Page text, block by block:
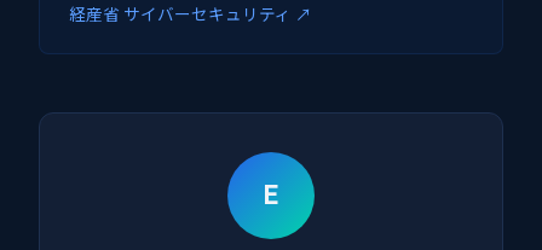
経産省 サイバーセキュリティ ↗
E